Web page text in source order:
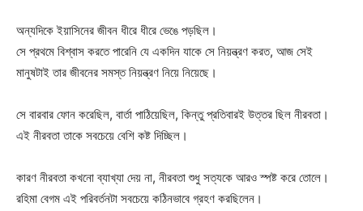
অন্যদিকে ইয়াসিনের জীবন ধীরে ধীরে ভেঙে পড়ছিল।
সে প্রথমে বিশ্বাস করতে পারেনি যে একদিন যাকে সে নিয়ন্ত্রণ করত, আজ সেই
মানুষটাই তার জীবনের সমস্ত নিয়ন্ত্রণ নিয়ে নিয়েছে।
সে বারবার ফোন করেছিল, বার্তা পাঠিয়েছিল, কিন্তু প্রতিবারই উত্তর ছিল নীরবতা।
এই নীরবতা তাকে সবচেয়ে বেশি কষ্ট দিচ্ছিল।
কারণ নীরবতা কখনো ব্যাখ্যা দেয় না, নীরবতা শুধু সত্যকে আরও স্পষ্ট করে তোলে।
রহিমা বেগম এই পরিবর্তনটা সবচেয়ে কঠিনভাবে গ্রহণ করছিলেন।